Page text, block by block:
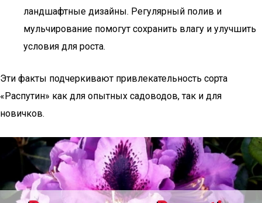
ландшафтные дизайны. Регулярный полив и
мульчирование помогут сохранить влагу и улучшить
условия для роста.
Эти факты подчеркивают привлекательность сорта
«Распутин» как для опытных садоводов, так и для
новичков.